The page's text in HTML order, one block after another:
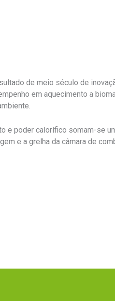
de meio século de
em aquecimento a
e poder calorífico somam-se
e a grelha da câmara de